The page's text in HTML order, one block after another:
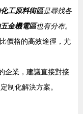
工原料街區是尋找各
金機電區也有分布。
價格的高效途徑，尤
企業，建議直接對接
制化解決方案。